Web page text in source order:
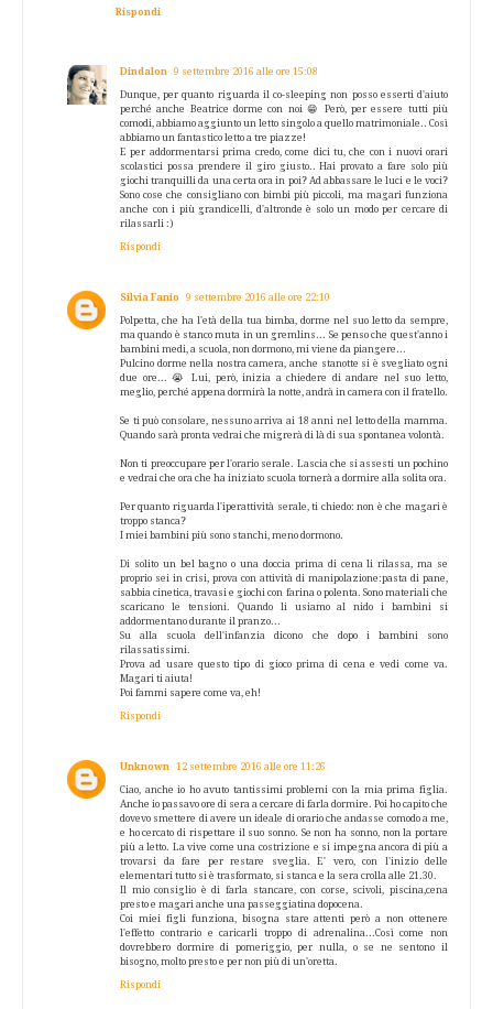
Rispondi
Dindalon 9 settembre 2016 alle ore 15:08
Dunque, per quanto riguarda il co-sleeping non posso esserti d'aiuto
perché anche Beatrice dorme con noi 😁 Però, per essere tutti più
comodi, abbiamo aggiunto un letto singolo a quello matrimoniale.. Così
abbiamo un fantastico letto a tre piazze!
E per addormentarsi prima credo, come dici tu, che con i nuovi orari
scolastici possa prendere il giro giusto.. Hai provato a fare solo più
giochi tranquilli da una certa ora in poi? Ad abbassare le luci e le voci?
Sono cose che consigliano con bimbi più piccoli, ma magari funziona
anche con i più grandicelli, d'altronde è solo un modo per cercare di
rilassarli :)
Rispondi
Silvia Fanio 9 settembre 2016 alle ore 22:10
Polpetta, che ha l'età della tua bimba, dorme nel suo letto da sempre,
ma quando è stanco muta in un gremlins... Se penso che quest'anno i
bambini medi, a scuola, non dormono, mi viene da piangere...
Pulcino dorme nella nostra camera, anche stanotte si è svegliato ogni
due ore... 😭 Lui, però, inizia a chiedere di andare nel suo letto,
meglio, perché appena dormirà la notte, andrà in camera con il fratello.
Se ti può consolare, nessuno arriva ai 18 anni nel letto della mamma.
Quando sarà pronta vedrai che migrerà di là di sua spontanea volontà.
Non ti preoccupare per l'orario serale. Lascia che si assesti un pochino
e vedrai che ora che ha iniziato scuola tornerà a dormire alla solita ora.
Per quanto riguarda l'iperattività serale, ti chiedo: non è che magari è
troppo stanca?
I miei bambini più sono stanchi, meno dormono.
Di solito un bel bagno o una doccia prima di cena li rilassa, ma se
proprio sei in crisi, prova con attività di manipolazione:pasta di pane,
sabbia cinetica, travasi e giochi con farina o polenta. Sono materiali che
scaricano le tensioni. Quando li usiamo al nido i bambini si
addormentano durante il pranzo...
Su alla scuola dell'infanzia dicono che dopo i bambini sono
rilassatissimi.
Prova ad usare questo tipo di gioco prima di cena e vedi come va.
Magari ti aiuta!
Poi fammi sapere come va, eh!
Rispondi
Unknown 12 settembre 2016 alle ore 11:26
Ciao, anche io ho avuto tantissimi problemi con la mia prima figlia.
Anche io passavo ore di sera a cercare di farla dormire. Poi ho capito che
dovevo smettere di avere un ideale di orario che andasse comodo a me,
e ho cercato di rispettare il suo sonno. Se non ha sonno, non la portare
più a letto. La vive come una costrizione e si impegna ancora di più a
trovarsi da fare per restare sveglia. E' vero, con l'inizio delle
elementari tutto si è trasformato, si stanca e la sera crolla alle 21.30.
Il mio consiglio è di farla stancare, con corse, scivoli, piscina,cena
presto e magari anche una passeggiatina dopocena.
Coi miei figli funziona, bisogna stare attenti però a non ottenere
l'effetto contrario e caricarli troppo di adrenalina...Così come non
dovrebbero dormire di pomeriggio, per nulla, o se ne sentono il
bisogno, molto presto e per non più di un'oretta.
Rispondi